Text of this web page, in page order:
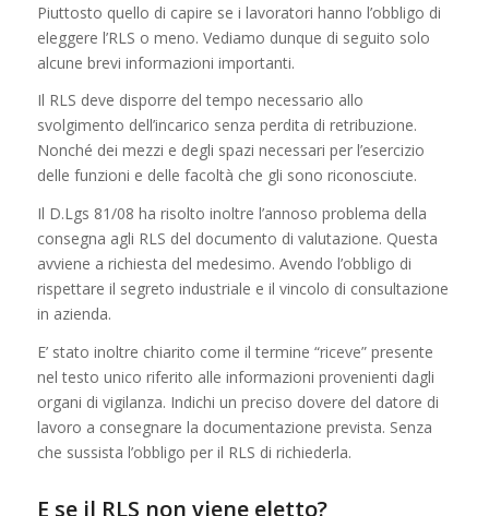
Piuttosto quello di capire se i lavoratori hanno l’obbligo di
eleggere l’RLS o meno. Vediamo dunque di seguito solo
alcune brevi informazioni importanti.
Il RLS deve disporre del tempo necessario allo
svolgimento dell’incarico senza perdita di retribuzione.
Nonché dei mezzi e degli spazi necessari per l’esercizio
delle funzioni e delle facoltà che gli sono riconosciute.
Il D.Lgs 81/08 ha risolto inoltre l’annoso problema della
consegna agli RLS del documento di valutazione. Questa
avviene a richiesta del medesimo. Avendo l’obbligo di
rispettare il segreto industriale e il vincolo di consultazione
in azienda.
E’ stato inoltre chiarito come il termine “riceve” presente
nel testo unico riferito alle informazioni provenienti dagli
organi di vigilanza. Indichi un preciso dovere del datore di
lavoro a consegnare la documentazione prevista. Senza
che sussista l’obbligo per il RLS di richiederla.
E se il RLS non viene eletto?